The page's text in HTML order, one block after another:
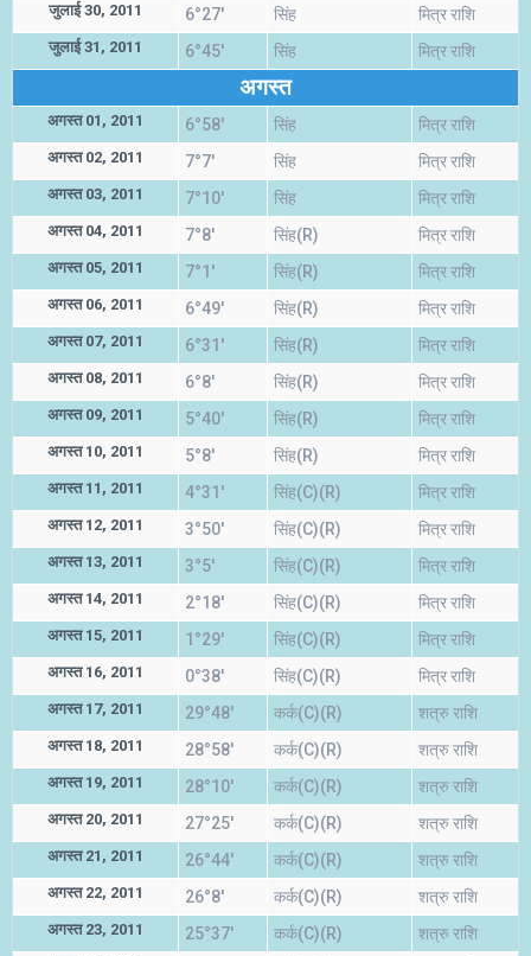
जुलाई 30, 2011 6°27' सिंह मित्र राशि
जुलाई 31, 2011 6°45' सिंह मित्र राशि
अगस्त
अगस्त 01, 2011 6°58' सिंह मित्र राशि
अगस्त 02, 2011 7°7' सिंह मित्र राशि
अगस्त 03, 2011 7°10' सिंह मित्र राशि
अगस्त 04, 2011 7°8' सिंह(R) मित्र राशि
अगस्त 05, 2011 7°1' सिंह(R) मित्र राशि
अगस्त 06, 2011 6°49' सिंह(R) मित्र राशि
अगस्त 07, 2011 6°31' सिंह(R) मित्र राशि
अगस्त 08, 2011 6°8' सिंह(R) मित्र राशि
अगस्त 09, 2011 5°40' सिंह(R) मित्र राशि
अगस्त 10, 2011 5°8' सिंह(R) मित्र राशि
अगस्त 11, 2011 4°31' सिंह(C)(R) मित्र राशि
अगस्त 12, 2011 3°50' सिंह(C)(R) मित्र राशि
अगस्त 13, 2011 3°5' सिंह(C)(R) मित्र राशि
अगस्त 14, 2011 2°18' सिंह(C)(R) मित्र राशि
अगस्त 15, 2011 1°29' सिंह(C)(R) मित्र राशि
अगस्त 16, 2011 0°38' सिंह(C)(R) मित्र राशि
अगस्त 17, 2011 29°48' कर्क(C)(R) शत्रु राशि
अगस्त 18, 2011 28°58' कर्क(C)(R) शत्रु राशि
अगस्त 19, 2011 28°10' कर्क(C)(R) शत्रु राशि
अगस्त 20, 2011 27°25' कर्क(C)(R) शत्रु राशि
अगस्त 21, 2011 26°44' कर्क(C)(R) शत्रु राशि
अगस्त 22, 2011 26°8' कर्क(C)(R) शत्रु राशि
अगस्त 23, 2011 25°37' कर्क(C)(R) शत्रु राशि